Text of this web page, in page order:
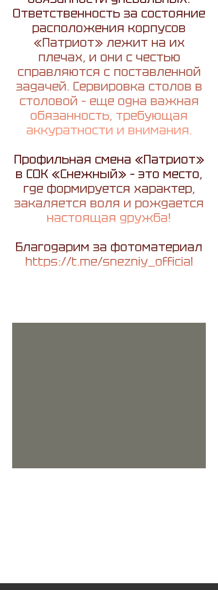
Ответственность за состояние
расположения корпусов
«Патриот» лежит на их
плечах, и они с честью
справляются с поставленной
задачей. Сервировка столов в
столовой – еще одна важная
обязанность, требующая
аккуратности и внимания.
Профильная смена «Патриот»
в СОК «Снежный» – это место,
где формируется характер,
закаляется воля и рождается
настоящая дружба!
Благодарим за фотоматериал
https://t.me/snezniy_official